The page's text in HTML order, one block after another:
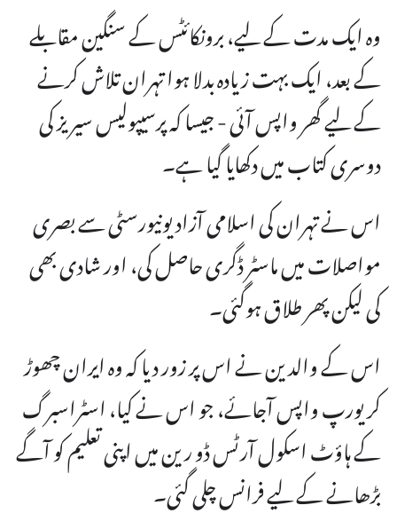
وہ ایک مدت کے لیے، برونکائٹس کے سنگین مقابلے
کے بعد، ایک بہت زیادہ بدلا ہوا تہران تلاش کرنے
کے لیے گھر واپس آئی - جیسا کہ پرسیپولیس سیریز کی
دوسری کتاب میں دکھایا گیا ہے۔
اس نے تہران کی اسلامی آزاد یونیورسٹی سے بصری
مواصلات میں ماسٹر ڈگری حاصل کی، اور شادی بھی
کی لیکن پھر طلاق ہوگئی۔
اس کے والدین نے اس پر زور دیا کہ وہ ایران چھوڑ
کر یورپ واپس آجائے، جو اس نے کیا، اسٹراسبرگ
کے ہاؤٹ اسکول آرٹس ڈو رین میں اپنی تعلیم کو آگے
بڑھانے کے لیے فرانس چلی گئی۔